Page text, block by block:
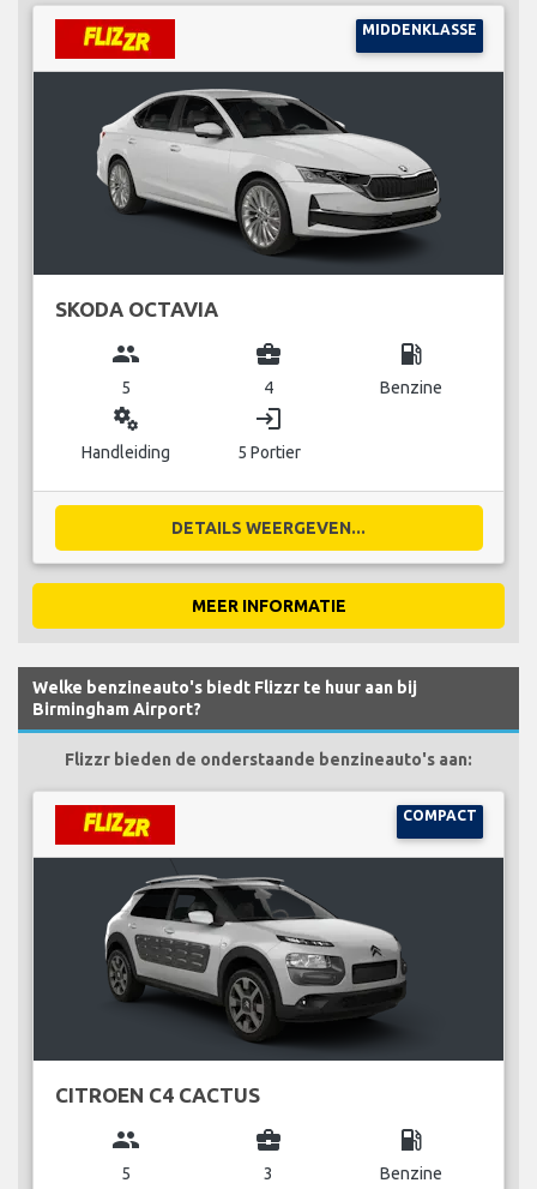
MIDDENKLASSE
SKODA OCTAVIA
group
5
business_center
4
local_gas_station
Benzine
miscellaneous_services
Handleiding
login
5 Portier
DETAILS WEERGEVEN...
MEER INFORMATIE
Welke benzineauto's biedt Flizzr te huur aan bij
Birmingham Airport?
Flizzr bieden de onderstaande benzineauto's aan:
COMPACT
CITROEN C4 CACTUS
group
5
business_center
3
local_gas_station
Benzine